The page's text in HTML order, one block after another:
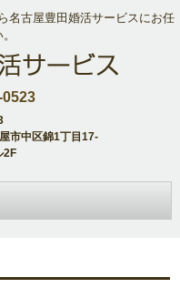
名古屋豊田婚活サービスにお任
市中区錦1丁目17-
2F